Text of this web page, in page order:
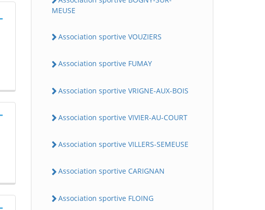
MEUSE
Association sportive VOUZIERS
Association sportive FUMAY
Association sportive VRIGNE-AUX-BOIS
Association sportive VIVIER-AU-COURT
Association sportive VILLERS-SEMEUSE
Association sportive CARIGNAN
Association sportive FLOING